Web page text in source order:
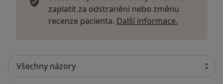
zaplatit za odstranění nebo změnu
recenze pacienta. Další informace.